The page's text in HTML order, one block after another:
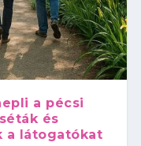
a pécsi
és
a látogatókat